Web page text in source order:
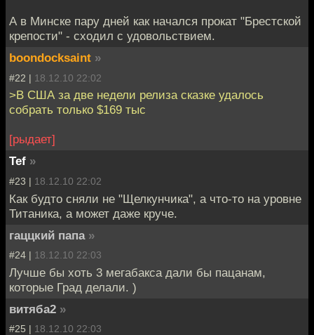
А в Минске пару дней как начался прокат "Брестской
крепости" - сходил с удовольствием.
boondocksaint »
#22 | 18.12.10 22:02
>В США за две недели релиза сказке удалось
собрать только $169 тыс
[рыдает]
Tef »
#23 | 18.12.10 22:02
Как будто сняли не "Щелкунчика", а что-то на уровне
Титаника, а может даже круче.
гаццкий папа »
#24 | 18.12.10 22:03
Лучше бы хоть 3 мегабакса дали бы пацанам,
которые Град делали. )
витяба2 »
#25 | 18.12.10 22:03